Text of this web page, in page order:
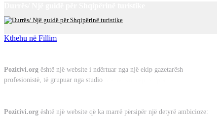
Kthehu në Fillim
Pozitivi.org është një website i ndërtuar nga një ekip gazetarësh
profesionistë, të grupuar nga studio
Pozitivi.org është një website që ka marrë përsipër një detyrë ambicioze: